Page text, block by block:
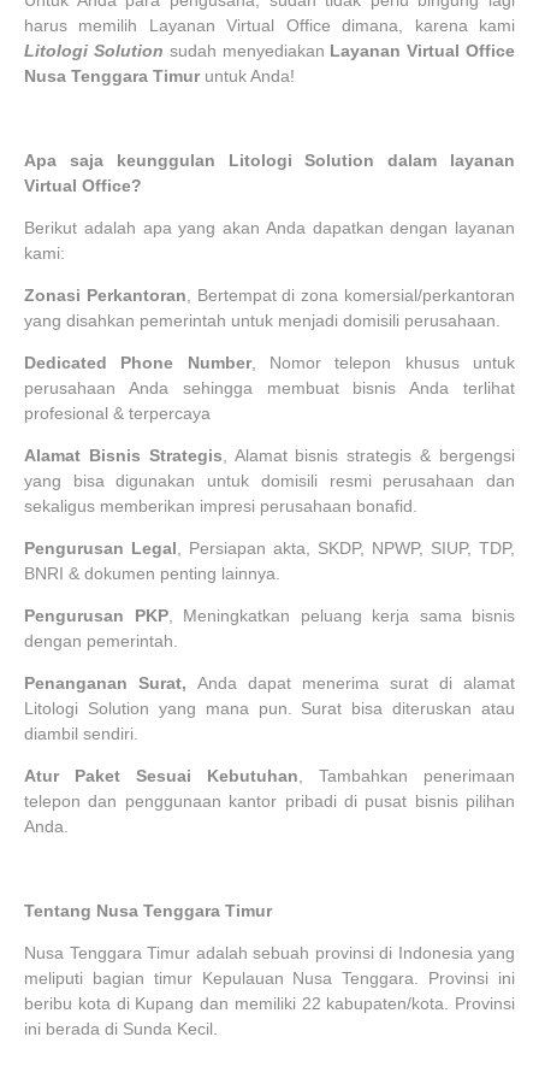
harus memilih Layanan Virtual Office dimana, karena kami
Litologi Solution sudah menyediakan Layanan Virtual Office
Nusa Tenggara Timuruntuk Anda!
Apa saja keunggulan Litologi Solution dalam layanan
Virtual Office?
Berikut adalah apa yang akan Anda dapatkan dengan layanan
kami:
Zonasi Perkantoran , Bertempat di zona komersial/perkantoran
yang disahkan pemerintah untuk menjadi domisili perusahaan.
Dedicated Phone Number, Nomor telepon khusus untuk
perusahaan Anda sehingga membuat bisnis Anda terlihat
profesional & terpercaya
Alamat Bisnis Strategis , Alamat bisnis strategis & bergengsi
yang bisa digunakan untuk domisili resmi perusahaan dan
sekaligus memberikan impresi perusahaan bonafid.
Pengurusan Legal , Persiapan akta, SKDP, NPWP, SIUP, TDP,
BNRI & dokumen penting lainnya.
Pengurusan PKP, Meningkatkan peluang kerja sama bisnis
dengan pemerintah.
Penanganan Surat, Anda dapat menerima surat di alamat
Litologi Solution yang mana pun. Surat bisa diteruskan atau
diambil sendiri.
Atur Paket Sesuai Kebutuhan , Tambahkan penerimaan
telepon dan penggunaan kantor pribadi di pusat bisnis pilihan
Anda.
Tentang Nusa Tenggara Timur
Nusa Tenggara Timur adalah sebuah provinsi di Indonesia yang
meliputi bagian timur Kepulauan Nusa Tenggara. Provinsi ini
beribu kota di Kupang dan memiliki 22 kabupaten/kota. Provinsi
ini berada di Sunda Kecil.